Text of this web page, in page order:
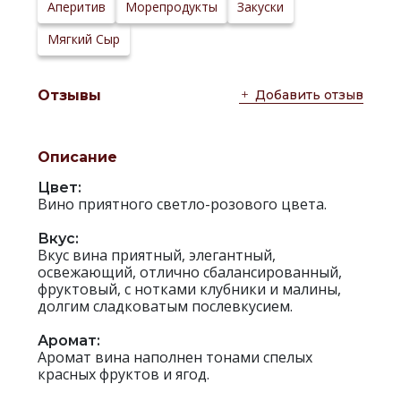
производителя:
Аперитив Морепродукты
Закуски
Мягкий Сыр
Отзывы Добавить отзыв
Описание
Цвет:
Вино приятного светло-розового цвета.
Вкус:
Вкус вина приятный, элегантный,
освежающий, отлично сбалансированный,
фруктовый, с нотками клубники и малины,
долгим сладковатым послевкусием.
Аромат:
Аромат вина наполнен тонами спелых
красных фруктов и ягод.